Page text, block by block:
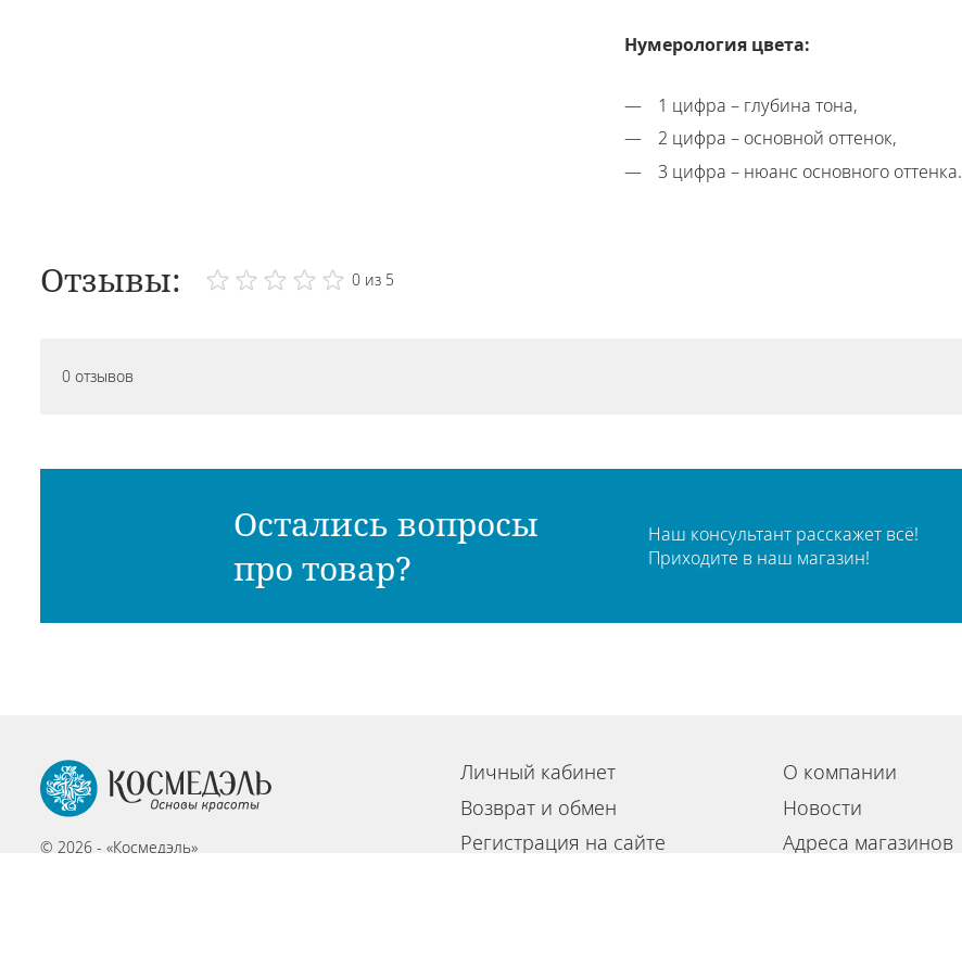
Нумерология цвета:
1 цифра – глубина тона,
2 цифра – основной оттенок,
3 цифра – нюанс основного оттенка.
Отзывы: 0 из 5
0 отзывов
Остались вопросы
про товар?
Наш консультант расскажет всё!
Приходите в наш магазин!
© 2026 - «Космедэль»
Личный кабинет
Возврат и обмен
Регистрация на сайте
О компании
Новости
Адреса магазинов